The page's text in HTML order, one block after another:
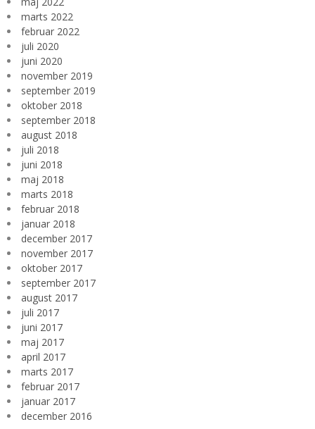
marts 2022
februar 2022
juli 2020
juni 2020
november 2019
september 2019
oktober 2018
september 2018
august 2018
juli 2018
juni 2018
maj 2018
marts 2018
februar 2018
januar 2018
december 2017
november 2017
oktober 2017
september 2017
august 2017
juli 2017
juni 2017
maj 2017
april 2017
marts 2017
februar 2017
januar 2017
december 2016